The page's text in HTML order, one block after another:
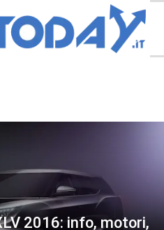
2016: info, motori,